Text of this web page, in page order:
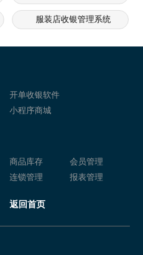
服装店收银管理系统
免费服装零售收银软件
开单收银软件
小程序商城
商品库存
会员管理
连锁管理 报表管理
返回首页